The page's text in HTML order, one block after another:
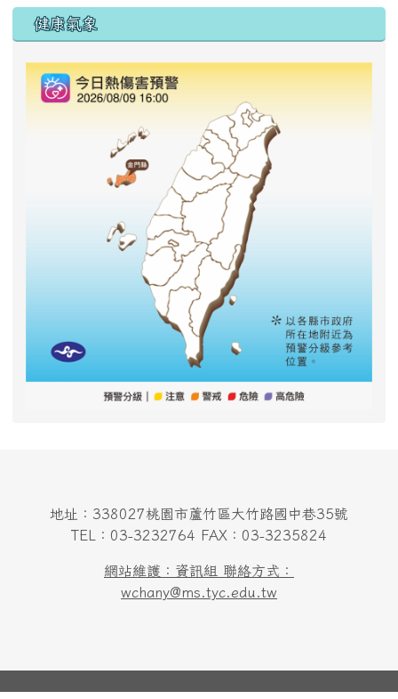
右邊區域內容
健康氣象
地址：338027桃園市蘆竹區大竹路國中巷35號
TEL：03-3232764 FAX：03-3235824
網站維護：資訊組 聯絡方式：
wchany@ms.tyc.edu.tw